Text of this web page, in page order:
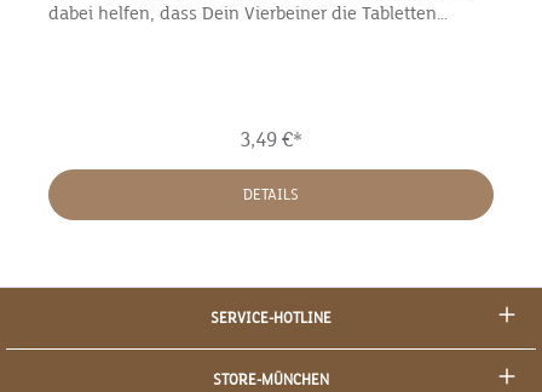
dabei helfen, dass Dein Vierbeiner die Tabletten
Knetmasse ist, lässt sich die Öffnung leicht schließen
und die Tablette ist nicht mehr sichtbar. Das Leckerli
lässt sich problemlos teilen und neu "kneten", so ist es
perfekt für alle Hunde- und Tablettengrößen geeignt.
hinuntergeschluckt.Zusammensetzung:Fleisch und
tierische Nebenerzeugnisse, Getreide, Tapiokastärke,
pflanzliche Eiweißextrakte, pflanzliche
Nebenerzeugnisse, Maltodextrin, Trehalose,
3,49 €*
DETAILS
SERVICE-HOTLINE
STORE-MÜNCHEN